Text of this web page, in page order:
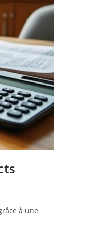
à une